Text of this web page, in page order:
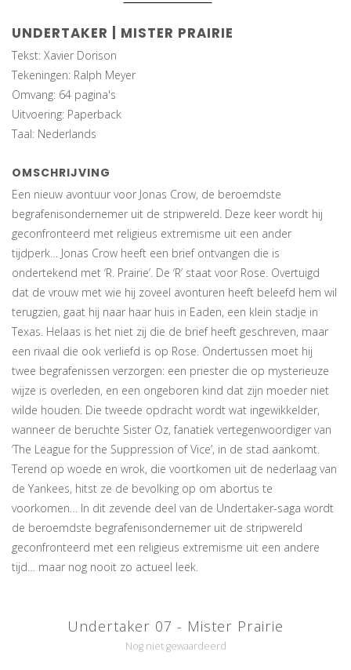
UNDERTAKER | MISTER PRAIRIE
Tekst: Xavier Dorison
Tekeningen: Ralph Meyer
Omvang: 64 pagina's
Uitvoering: Paperback
Taal: Nederlands
OMSCHRIJVING
Een nieuw avontuur voor Jonas Crow, de beroemdste
begrafenisondernemer uit de stripwereld. Deze keer wordt hij
geconfronteerd met religieus extremisme uit een ander
tijdperk… Jonas Crow heeft een brief ontvangen die is
ondertekend met ‘R. Prairie’. De ‘R’ staat voor Rose. Overtuigd
dat de vrouw met wie hij zoveel avonturen heeft beleefd hem wil
terugzien, gaat hij naar haar huis in Eaden, een klein stadje in
Texas. Helaas is het niet zij die de brief heeft geschreven, maar
een rivaal die ook verliefd is op Rose. Ondertussen moet hij
twee begrafenissen verzorgen: een priester die op mysterieuze
wijze is overleden, en een ongeboren kind dat zijn moeder niet
wilde houden. Die tweede opdracht wordt wat ingewikkelder,
wanneer de beruchte Sister Oz, fanatiek vertegenwoordiger van
‘The League for the Suppression of Vice’, in de stad aankomt.
Terend op woede en wrok, die voortkomen uit de nederlaag van
de Yankees, hitst ze de bevolking op om abortus te
voorkomen… In dit zevende deel van de Undertaker-saga wordt
de beroemdste begrafenisondernemer uit de stripwereld
geconfronteerd met een religieus extremisme uit een andere
tijd… maar nog nooit zo actueel leek.
Undertaker 07 - Mister Prairie
Nog niet gewaardeerd